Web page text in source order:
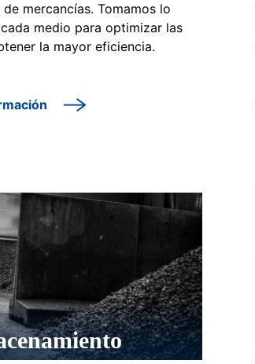
mercancías. Tomamos lo
medio para optimizar las
la mayor eficiencia.